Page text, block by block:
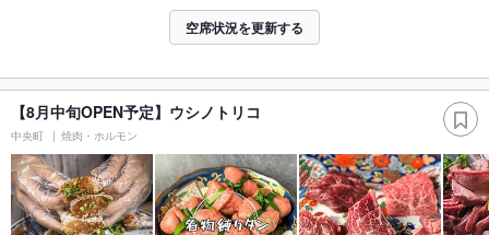
空席状況を更新する
【8月中旬OPEN予定】ウシノトリコ
中央町 焼肉・ホルモン